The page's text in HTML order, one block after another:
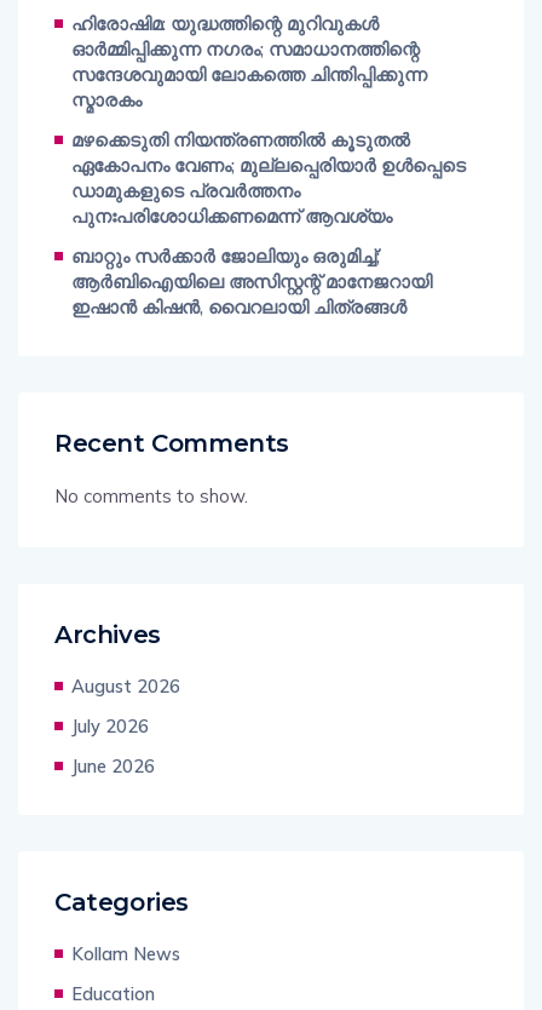
ഹിരോഷിമ: യുദ്ധത്തിന്റെ മുറിവുകൾ
ഓർമ്മിപ്പിക്കുന്ന നഗരം; സമാധാനത്തിന്റെ
സന്ദേശവുമായി ലോകത്തെ ചിന്തിപ്പിക്കുന്ന
സ്മാരകം
മഴക്കെടുതി നിയന്ത്രണത്തിൽ കൂടുതൽ
ഏകോപനം വേണം; മുല്ലപ്പെരിയാർ ഉൾപ്പെടെ
ഡാമുകളുടെ പ്രവർത്തനം
പുനഃപരിശോധിക്കണമെന്ന് ആവശ്യം
ബാറ്റും സർക്കാർ ജോലിയും ഒരുമിച്ച്;
ആർബിഐയിലെ അസിസ്റ്റന്റ് മാനേജറായി
ഇഷാൻ കിഷൻ, വൈറലായി ചിത്രങ്ങൾ
Recent Comments
No comments to show.
Archives
August 2026
July 2026
June 2026
Categories
Kollam News
Education